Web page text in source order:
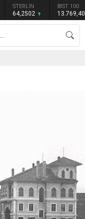
STERLİN
64,2502
BIST 100
13.769,40